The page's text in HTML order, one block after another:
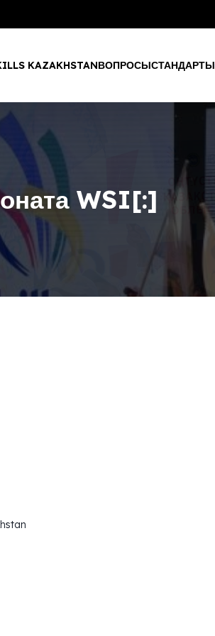
KAZAKHSTANВОПРОСЫСТАНДАРТЫ
WSI[:]